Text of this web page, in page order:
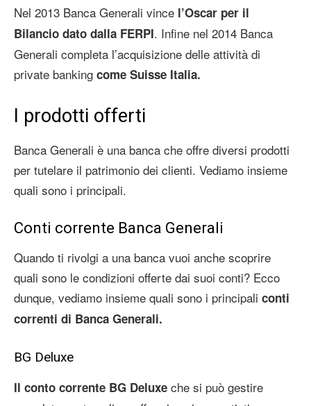
Nel 2013 Banca Generali vince l’Oscar per il
Bilancio dato dalla FERPI. Infine nel 2014 Banca
Generali completa l’acquisizione delle attività di
private banking come Suisse Italia.
I prodotti offerti
Banca Generali è una banca che offre diversi prodotti
per tutelare il patrimonio dei clienti. Vediamo insieme
quali sono i principali.
Conti corrente Banca Generali
Quando ti rivolgi a una banca vuoi anche scoprire
quali sono le condizioni offerte dai suoi conti? Ecco
dunque, vediamo insieme quali sono i principali conti
correnti di Banca Generali.
BG Deluxe
Il conto corrente BG Deluxe che si può gestire